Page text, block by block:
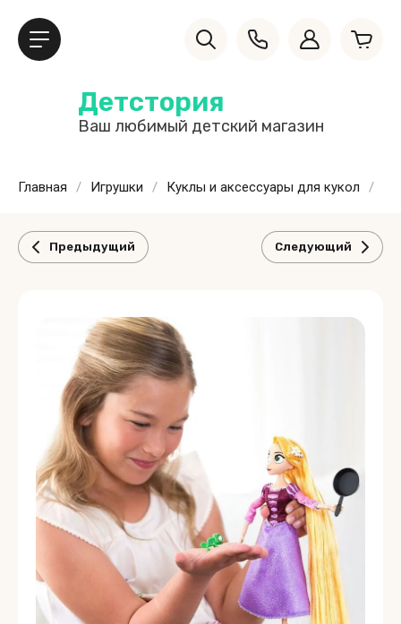
Детстория
Ваш любимый детский магазин
Главная / Игрушки / Куклы и аксессуары для кукол /
Предыдущий Следующий